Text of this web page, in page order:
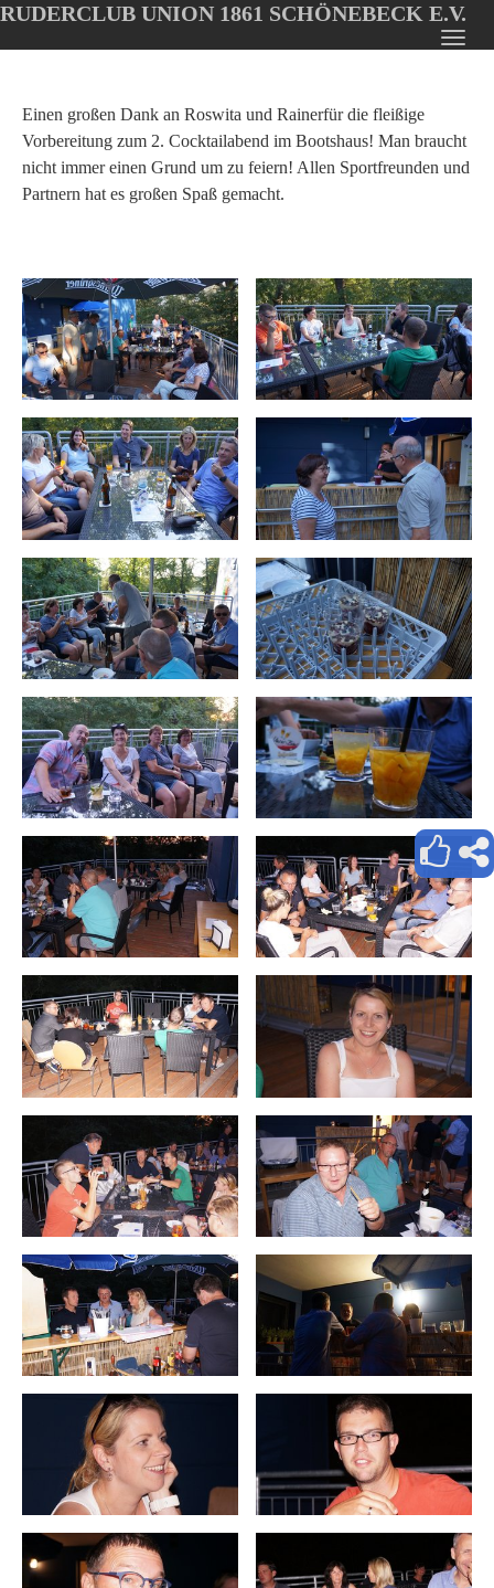
Oops, an error occurred! Code: 202608080906219b2a5872
main
content
RUDERCLUB UNION 1861 SCHÖNEBECK E.V.
Einen großen Dank an Roswita und Rainerfür die fleißige
Vorbereitung zum 2. Cocktailabend im Bootshaus! Man braucht
nicht immer einen Grund um zu feiern! Allen Sportfreunden und
Partnern hat es großen Spaß gemacht.